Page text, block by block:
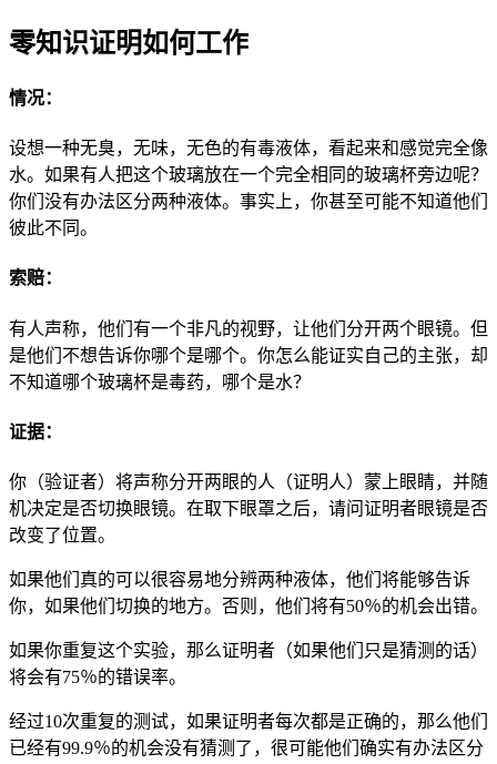
零知识证明如何工作
情况：
设想一种无臭，无味，无色的有毒液体，看起来和感觉完全像
水。如果有人把这个玻璃放在一个完全相同的玻璃杯旁边呢？
你们没有办法区分两种液体。事实上，你甚至可能不知道他们
彼此不同。
索赔：
有人声称，他们有一个非凡的视野，让他们分开两个眼镜。但
是他们不想告诉你哪个是哪个。你怎么能证实自己的主张，却
不知道哪个玻璃杯是毒药，哪个是水？
证据：
你（验证者）将声称分开两眼的人（证明人）蒙上眼睛，并随
机决定是否切换眼镜。在取下眼罩之后，请问证明者眼镜是否
改变了位置。
如果他们真的可以很容易地分辨两种液体，他们将能够告诉
你，如果他们切换的地方。否则，他们将有50％的机会出错。
如果你重复这个实验，那么证明者（如果他们只是猜测的话）
将会有75％的错误率。
经过10次重复的测试，如果证明者每次都是正确的，那么他们
已经有99.9％的机会没有猜测了，很可能他们确实有办法区分